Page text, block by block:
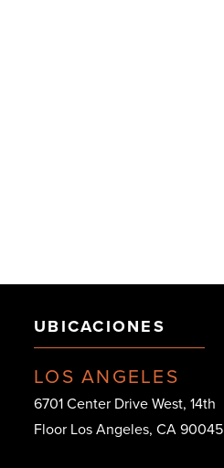
UBICACIONES
LOS ANGELES
6701 Center Drive West, 14th
Floor Los Angeles, CA 90045